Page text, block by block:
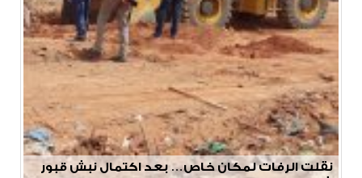
نقلت الرفات لمكان خاص… بعد اكتمال نبش قبور